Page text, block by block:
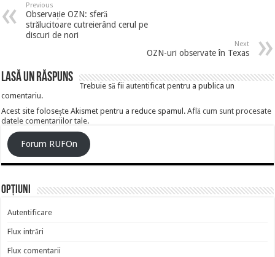
Previous
Observație OZN: sferă
strălucitoare cutreierând cerul pe
discuri de nori
Next
OZN-uri observate în Texas
Lasă un răspuns
Trebuie să fii autentificat pentru a publica un
comentariu.
Acest site folosește Akismet pentru a reduce spamul.Află cum sunt procesate
datele comentariilor tale.
Forum RUFOn
Opțiuni
Autentificare
Flux intrări
Flux comentarii